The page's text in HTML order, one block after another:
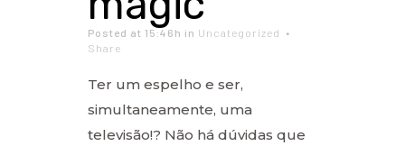
Posted at 15:46h in Uncategorized
Share
Ter um espelho e ser,
simultaneamente, uma
televisão!? Não há dúvidas que